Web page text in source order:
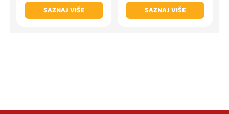
SAZNAJ VIŠE
SAZNAJ VIŠE